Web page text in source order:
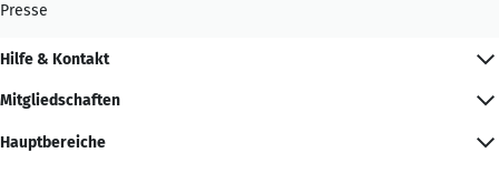
Presse
Hilfe & Kontakt
Mitgliedschaften
Hauptbereiche